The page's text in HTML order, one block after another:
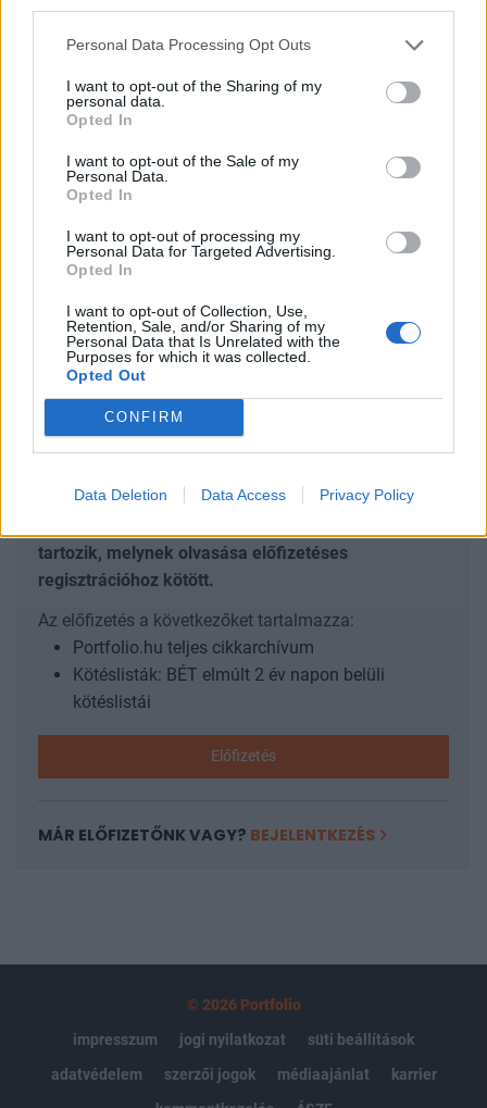
Personal Data Processing Opt Outs
I want to opt-out of the Sharing of my
personal data.
Opted In
I want to opt-out of the Sale of my
Personal Data.
Opted In
I want to opt-out of processing my
Personal Data for Targeted Advertising.
Opted In
I want to opt-out of Collection, Use,
Retention, Sale, and/or Sharing of my
Personal Data that Is Unrelated with the
Purposes for which it was collected.
Opted Out
CONFIRM
Data Deletion Data Access Privacy Policy
hírügynökség felmérése szerint tovább
emelkedtek az infláció szintjére vonatkozó
gazdasági növekedés ütemére vonatkozóan. A
friss adatok szerint jelentősen emelkedtek a folyó
fizetési mérleg hiányára vonatkozó, korábban
javuló trendet mutató elemzői előrejelzések.
Az október 19. és 25. közt választ adó 27 elemzőből 14
szerint hétfőn szinten marad a jegybanki alapkamat.
Tizenketten a múlt havi negyed százalékpontos
kamatvágás után egy újabb ugyanekkora csökkentésre
számítanak, egy elemző (HSBC) szerint pedig fél
százalékpontos csökkentés valószínű. Az elemzők hosszú
listát soroltak fel a kamatcsökkentés melletti és elleni
KEDVES OLVASÓNK!
tartozik, melynek olvasása előfizetéses
regisztrációhoz kötött.
Az előfizetés a következőket tartalmazza:
Portfolio.hu teljes cikkarchívum
Kötéslisták: BÉT elmúlt 2 év napon belüli
kötéslistái
Előfizetés
MÁR ELŐFIZETŐNK VAGY? BEJELENTKEZÉS
© 2026 Portfolio
impresszum
jogi nyilatkozat
süti beállítások
adatvédelem
szerzői jogok médiaajánlat
karrier